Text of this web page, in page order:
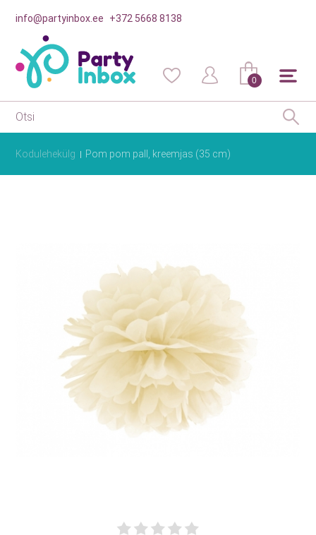
info@partyinbox.ee +372 5668 8138
0
Kodulehekülg Pom pom pall, kreemjas (35 cm)